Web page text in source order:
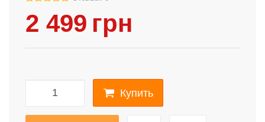
2 499 грн
Купить